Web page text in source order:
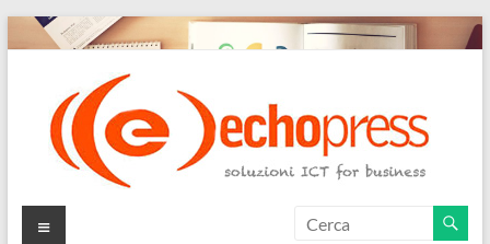
Salta
al
Echopress
Menu